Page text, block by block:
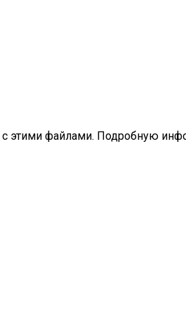
с этими файлами. Подробную